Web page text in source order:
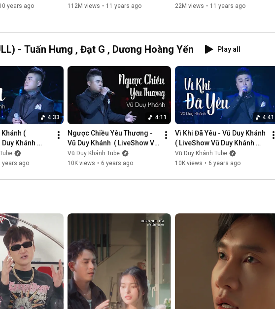
years ago
112M views • 11 years ago
22M views • 11 years ago
- Tuấn Hưng , Đạt G , Dương Hoàng Yến Play all
4:33
Khánh (
Duy Khánh
)
years ago
4:11
Ngược Chiều Yêu Thương -
Vũ Duy Khánh  ( LiveShow Vũ
Duy Khánh 2019 Phần 3/21 )
Vũ Duy Khánh Tube
10K views • 6 years ago
4:41
Vì Khi Đã Yêu - Vũ Duy Khánh
( LiveShow Vũ Duy Khánh
2019 Phần 4/21 )
Vũ Duy Khánh Tube
10K views • 6 years ago